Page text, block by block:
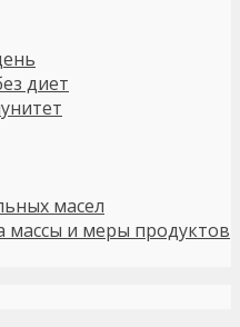
диет
масел
массы и меры продуктов